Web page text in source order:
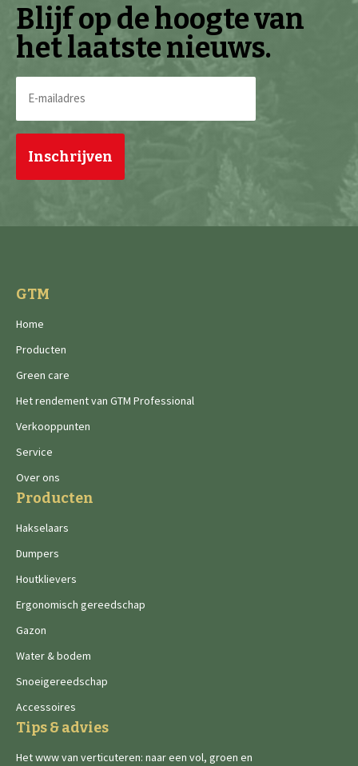
Blijf op de hoogte van
het laatste nieuws.
mailadres
GTM
Home
Producten
Green care
Het rendement van GTM Professional
Verkooppunten
Service
Over ons
Producten
Hakselaars
Dumpers
Houtklievers
Ergonomisch gereedschap
Gazon
Water & bodem
Snoeigereedschap
Accessoires
Tips & advies
Het www van verticuteren: naar een vol, groen en